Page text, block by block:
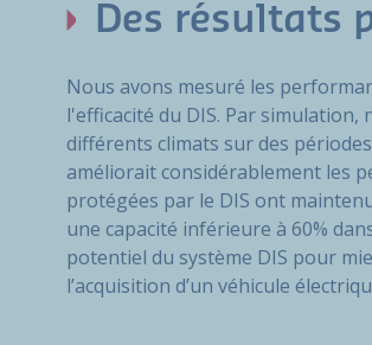
Des résultats
Nous avons mesuré les
l'efficacité du DIS. Par simulation,
différents climats sur des
améliorait considérablement les
protégées par le DIS ont
une capacité inférieure à 60%
potentiel du système DIS pour
l’acquisition d’un véhicule